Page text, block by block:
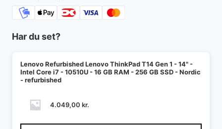
Har du set?
Lenovo Refurbished Lenovo ThinkPad T14 Gen 1 - 14" -
Intel Core i7 - 10510U - 16 GB RAM - 256 GB SSD - Nordic
- refurbished
4.049,00 kr.